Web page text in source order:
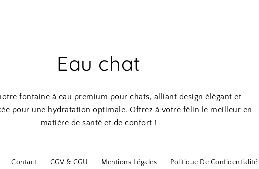
Eau chat
fontaine à eau premium pour chats, alliant design élégant et
pour une hydratation optimale. Offrez à votre félin le meilleur en
matière de santé et de confort !
Contact CGV & CGU Mentions Légales Politique De Confidentialité